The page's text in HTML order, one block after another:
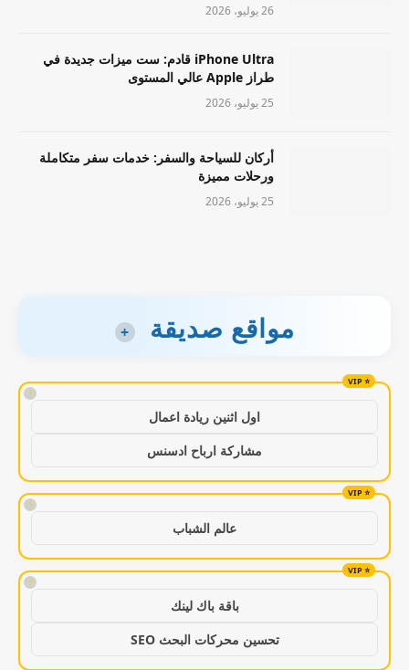
26 يوليو، 2026
iPhone Ultra قادم: ست ميزات جديدة في
طراز Apple عالي المستوى
25 يوليو، 2026
أركان للسياحة والسفر: خدمات سفر متكاملة
ورحلات مميزة
25 يوليو، 2026
مواقع صديقة +
!
اول اثنين ريادة اعمال
مشاركة ارباح ادسنس
!
عالم الشباب
!
باقة باك لينك
تحسين محركات البحث SEO